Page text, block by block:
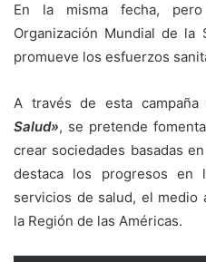
En la misma fecha,
Organización Mundial de la
promueve los esfuerzos
A través de esta campaña
Salud», se pretende
crear sociedades basadas
destaca los progresos en
servicios de salud, el medio
la Región de las Américas.